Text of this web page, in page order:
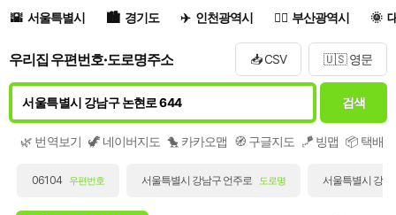
서울특별시 경기도 인천광역시 부산광역시
우리집 우편번호·도로명주소 📥 CSV 🇺🇸 영문
검색
🌿 번역보기 🦖 네이버지도 🐤 카카오맵 🧭 구글지도 🪁 빙맵 📦 택배/
06104 우편번호 서울특별시 강남구 언주로 도로명 서울특별시 강